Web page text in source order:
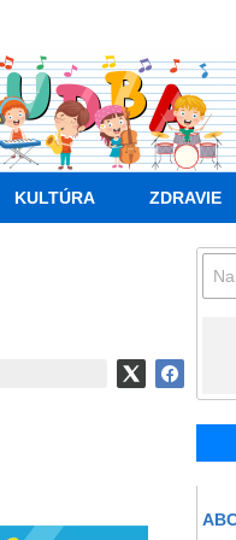
KULTÚRA ZDRAVIE